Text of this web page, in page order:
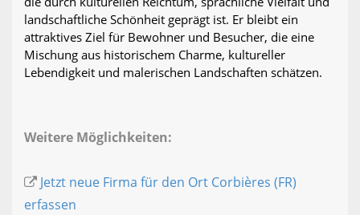
landschaftliche Schönheit geprägt ist. Er bleibt ein
attraktives Ziel für Bewohner und Besucher, die eine
Mischung aus historischem Charme, kultureller
Lebendigkeit und malerischen Landschaften schätzen.
Weitere Möglichkeiten:
Jetzt neue Firma für den Ort Corbières (FR)
erfassen